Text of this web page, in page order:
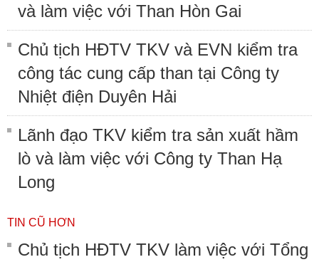
và làm việc với Than Hòn Gai
Chủ tịch HĐTV TKV và EVN kiểm tra
công tác cung cấp than tại Công ty
Nhiệt điện Duyên Hải
Lãnh đạo TKV kiểm tra sản xuất hầm
lò và làm việc với Công ty Than Hạ
Long
TIN CŨ HƠN
Chủ tịch HĐTV TKV làm việc với Tổng